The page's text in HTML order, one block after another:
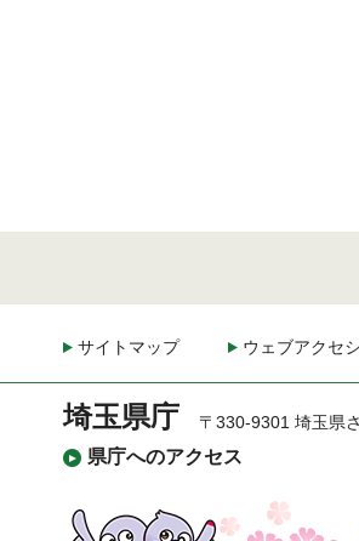
サイトマップ ウェブアクセ
埼玉県庁
県庁へのアクセス
〒330-9301 埼玉県